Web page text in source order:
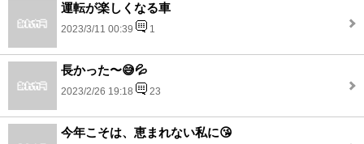
運転が楽しくなる車
2023/3/11 00:39 1
長かった〜😅💦
2023/2/26 19:18 23
今年こそは、恵まれない私に😘